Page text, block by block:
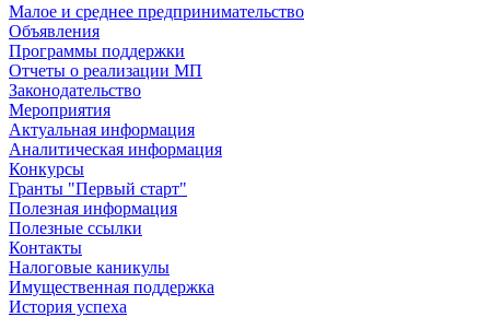
Малое и среднее предпринимательство
Объявления
Программы поддержки
Отчеты о реализации МП
Законодательство
Мероприятия
Актуальная информация
Аналитическая информация
Конкурсы
Гранты "Первый старт"
Полезная информация
Полезные ссылки
Контакты
Налоговые каникулы
Имущественная поддержка
История успеха